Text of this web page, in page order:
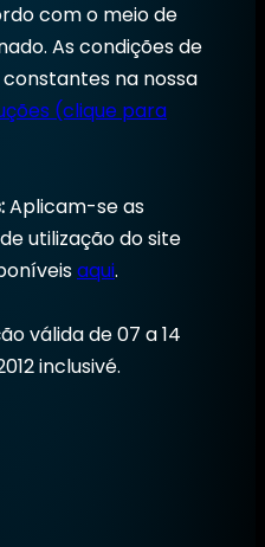
com o meio de
As condições de
na nossa
(clique para
Aplicam-se as
utilização do site
aqui.
válida de 07 a 14
inclusivé.